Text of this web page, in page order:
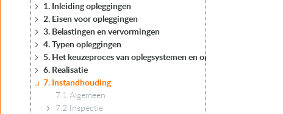
1. Inleiding opleggingen
2. Eisen voor opleggingen
3. Belastingen en vervormingen
4. Typen opleggingen
5. Het keuzeproces van oplegsystemen en opleggingen
6. Realisatie
7. Instandhouding
7.1 Algemeen
7.2 Inspectie